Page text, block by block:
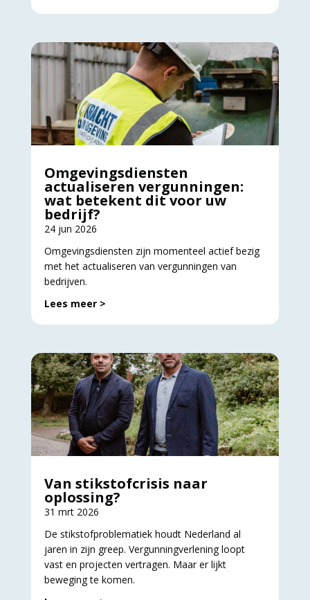
Omgevingsdiensten
actualiseren vergunningen:
wat betekent dit voor uw
bedrijf?
24 jun 2026
Omgevingsdiensten zijn momenteel actief bezig
met het actualiseren van vergunningen van
bedrijven.
Lees meer >
Van stikstofcrisis naar
oplossing?
31 mrt 2026
De stikstofproblematiek houdt Nederland al
jaren in zijn greep. Vergunningverlening loopt
vast en projecten vertragen. Maar er lijkt
beweging te komen.